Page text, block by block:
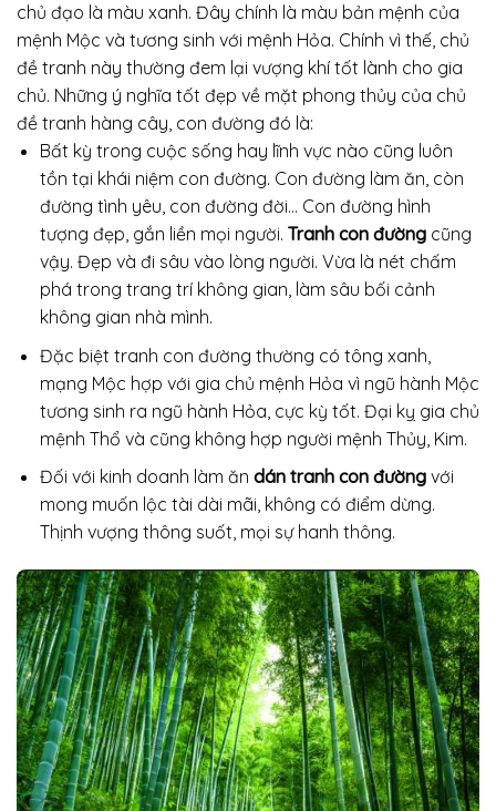
chủ đạo là màu xanh. Đây chính là màu bản mệnh của
mệnh Mộc và tương sinh với mệnh Hỏa. Chính vì thế, chủ
đề tranh này thường đem lại vượng khí tốt lành cho gia
chủ. Những ý nghĩa tốt đẹp về mặt phong thủy của chủ
đề tranh hàng cây, con đường đó là:
Bất kỳ trong cuộc sống hay lĩnh vực nào cũng luôn
tồn tại khái niệm con đường. Con đường làm ăn, còn
đường tình yêu, con đường đời… Con đường hình
tượng đẹp, gắn liền mọi người. Tranh con đườngcũng
vậy. Đẹp và đi sâu vào lòng người. Vừa là nét chấm
phá trong trang trí không gian, làm sâu bối cảnh
không gian nhà mình.
Đặc biệt tranh con đường thường có tông xanh,
mạng Mộc hợp với gia chủ mệnh Hỏa vì ngũ hành Mộc
tương sinh ra ngũ hành Hỏa, cực kỳ tốt. Đại kỵ gia chủ
mệnh Thổ và cũng không hợp người mệnh Thủy, Kim.
Đối với kinh doanh làm ăn dán tranh con đườngvới
mong muốn lộc tài dài mãi, không có điểm dừng.
Thịnh vượng thông suốt, mọi sự hanh thông.